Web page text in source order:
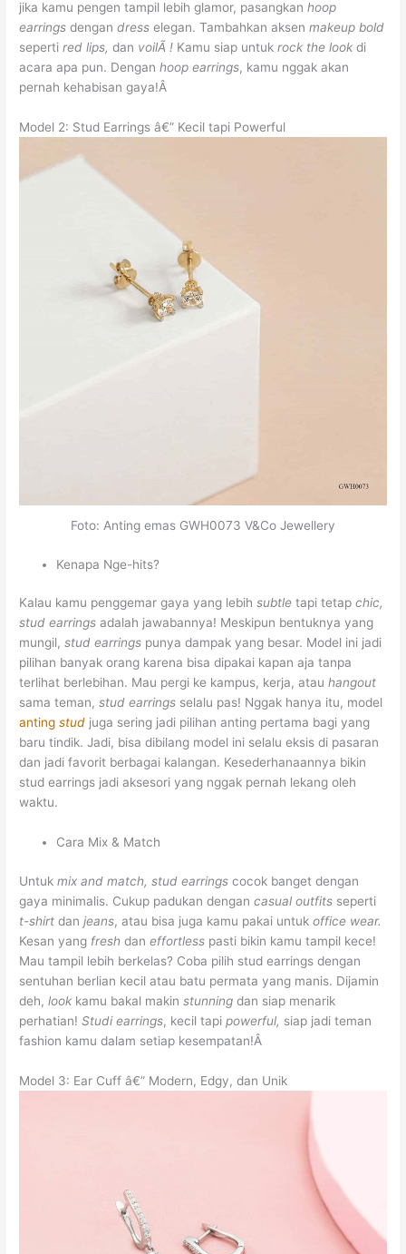
jika kamu pengen tampil lebih glamor, pasangkan hoop
earrings dengandress elegan. Tambahkan aksenmakeup bold
sepertired lips, dan voilÃ ! Kamu siap untuk rock the look di
acara apa pun. Denganhoop earrings, kamu nggak akan
pernah kehabisan gaya!Â
Model 2: Stud Earrings â€” Kecil tapi Powerful
Foto: Anting emas GWH0073 V&Co Jewellery
Kenapa Nge-hits?
Kalau kamu penggemar gaya yang lebihsubtle tapi tetapchic,
stud earrings adalah jawabannya! Meskipun bentuknya yang
mungil,stud earrings punya dampak yang besar. Model ini jadi
pilihan banyak orang karena bisa dipakai kapan aja tanpa
terlihat berlebihan. Mau pergi ke kampus, kerja, atauhangout
sama teman,stud earrings selalu pas! Nggak hanya itu, model
antingstud juga sering jadi pilihan anting pertama bagi yang
baru tindik. Jadi, bisa dibilang model ini selalu eksis di pasaran
dan jadi favorit berbagai kalangan. Kesederhanaannya bikin
stud earrings jadi aksesori yang nggak pernah lekang oleh
waktu.
Cara Mix & Match
Untukmix and match, stud earrings cocok banget dengan
gaya minimalis. Cukup padukan dengan casual outfits seperti
t-shirt danjeans, atau bisa juga kamu pakai untuk office wear.
Kesan yang fresh daneffortless pasti bikin kamu tampil kece!
Mau tampil lebih berkelas? Coba pilih stud earrings dengan
sentuhan berlian kecil atau batu permata yang manis. Dijamin
deh,look kamu bakal makinstunning dan siap menarik
perhatian! Studi earrings, kecil tapipowerful, siap jadi teman
fashion kamu dalam setiap kesempatan!Â
Model 3: Ear Cuff â€” Modern, Edgy, dan Unik